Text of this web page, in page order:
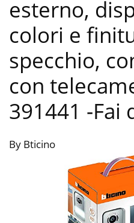
esterno,
colori e
specchio,
con
391441 -Fai
By Bticino